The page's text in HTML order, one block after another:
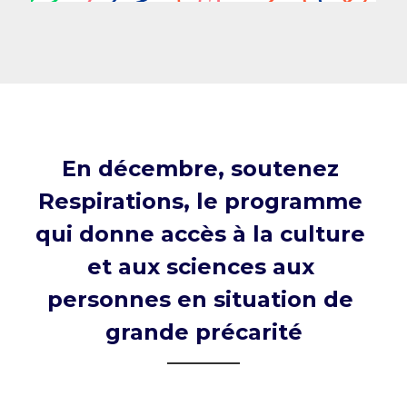
En décembre, soutenez
Respirations, le programme
qui donne accès à la culture
et aux sciences aux
personnes en situation de
grande précarité